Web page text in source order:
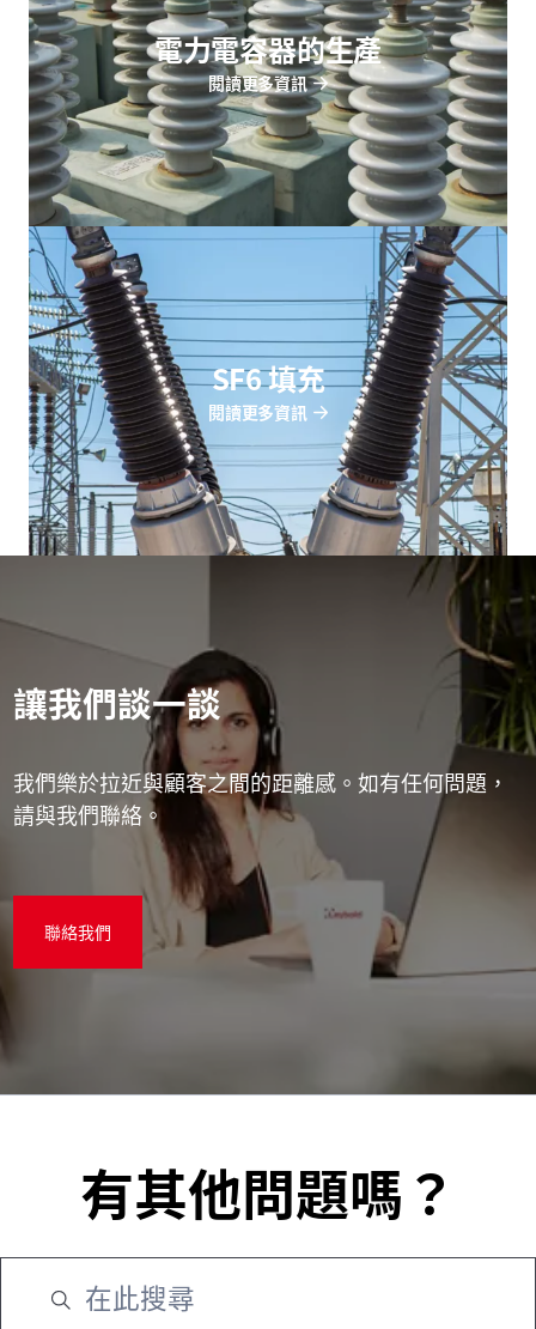
電力電容器的生產
閱讀更多資訊
SF6 填充
閱讀更多資訊
讓我們談一談
我們樂於拉近與顧客之間的距離感。如有任何問題，
請與我們聯絡。
聯絡我們
有其他問題嗎？